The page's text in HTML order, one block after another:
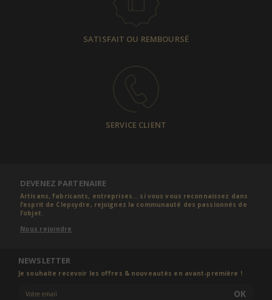
SATISFAIT OU REMBOURSÉ
SERVICE CLIENT
DEVENEZ PARTENAIRE
Artisans, fabricants, entreprises... si vous vous reconnaissez dans
l’esprit de Clepsydre, rejoignez la communauté des passionnés de
l’objet.
Nous rejoindre
NEWSLETTER
Je souhaite recevoir les offres & nouveautés en avant-première !
OK